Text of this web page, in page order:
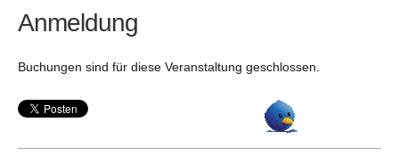
Anmeldung
Buchungen sind für diese Veranstaltung geschlossen.